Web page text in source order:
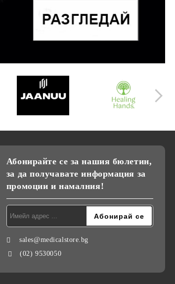
Абонирайте се за нашия бюлетин,
за да получавате информация за
промоции и намалния!
sales@medicalstore.bg
(02) 9530050